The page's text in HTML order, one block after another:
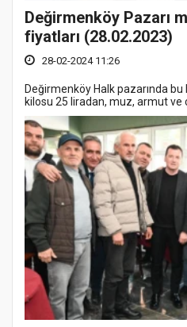
Değirmenköy Pazarı
fiyatları (28.02.2023)
28-02-2024 11:26
Değirmenköy Halk pazarında
kilosu 25 liradan, muz, armut ve